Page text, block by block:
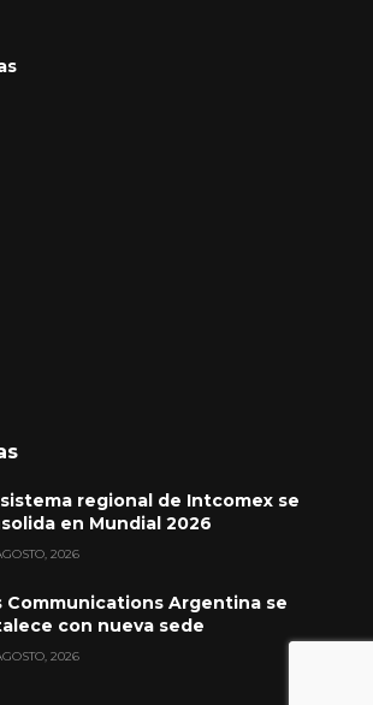
regional de Intcomex se
en Mundial 2026
2026
Communications Argentina se
con nueva sede
2026